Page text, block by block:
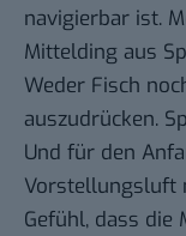
navigierbar ist.
Mittelding aus
Weder Fisch
auszudrücken.
Und für den
Vorstellungsluft
Gefühl, dass die